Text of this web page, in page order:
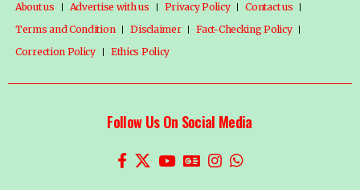
About us Advertise with us Privacy Policy
Contact us
Terms and Condition
Disclaimer
Fact-Checking Policy
Correction Policy
Ethics Policy
Follow Us On Social Media